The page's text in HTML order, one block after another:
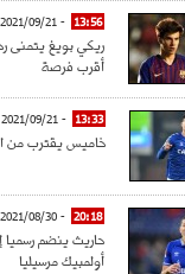
13:56
- 2021/09/21
ريكي بويغ يتمنى
أقرب فرصة
13:33
- 2021/09/21
خاميس يقترب من
20:18
- 2021/08/30
حاريث ينضم
أولمبيك مرسيليا